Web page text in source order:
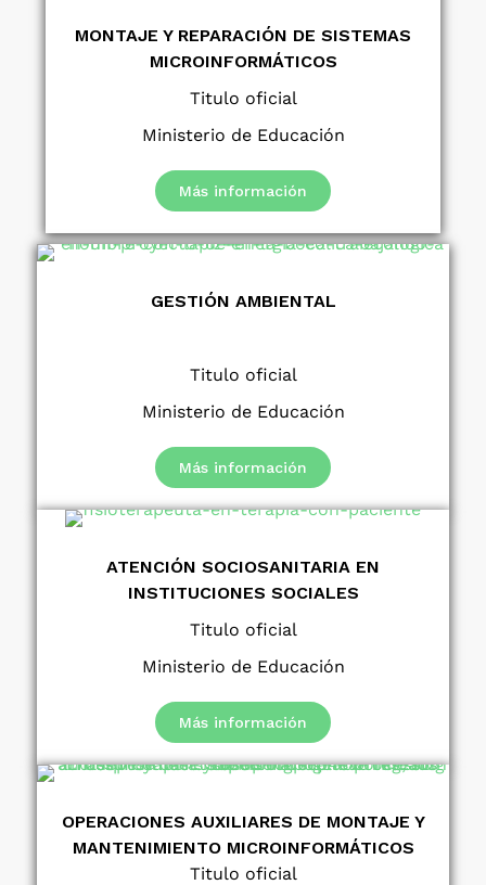
MONTAJE Y REPARACIÓN DE SISTEMAS
MICROINFORMÁTICOS
Titulo oficial
Ministerio de Educación
Más información
GESTIÓN AMBIENTAL
Titulo oficial
Ministerio de Educación
Más información
ATENCIÓN SOCIOSANITARIA EN
INSTITUCIONES SOCIALES
Titulo oficial
Ministerio de Educación
Más información
OPERACIONES AUXILIARES DE MONTAJE Y
MANTENIMIENTO MICROINFORMÁTICOS
Titulo oficial